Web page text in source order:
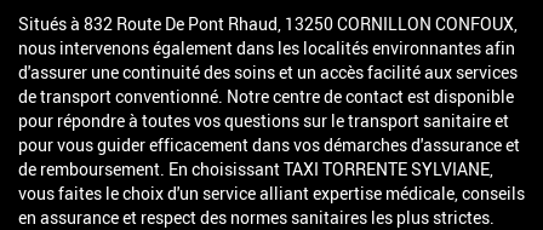
Situés à 832 Route De Pont Rhaud, 13250 CORNILLON CONFOUX,
nous intervenons également dans les localités environnantes afin
d'assurer une continuité des soins et un accès facilité aux services
de transport conventionné. Notre centre de contact est disponible
pour répondre à toutes vos questions sur le transport sanitaire et
pour vous guider efficacement dans vos démarches d'assurance et
de remboursement. En choisissant TAXI TORRENTE SYLVIANE,
vous faites le choix d'un service alliant expertise médicale, conseils
en assurance et respect des normes sanitaires les plus strictes.